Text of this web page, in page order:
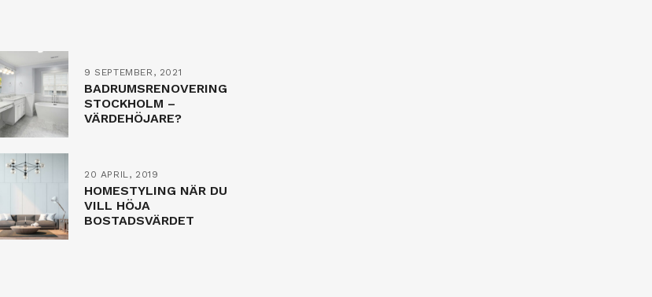
9 SEPTEMBER, 2021
BADRUMSRENOVERING
STOCKHOLM –
VÄRDEHÖJARE?
20 APRIL, 2019
HOMESTYLING NÄR DU
VILL HÖJA
BOSTADSVÄRDET